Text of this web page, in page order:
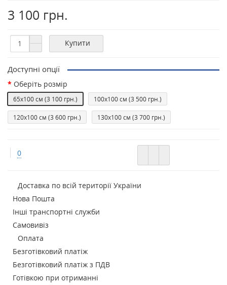
3 100 грн.
Купити
Доступні опції
Оберiть розмір
65x100 см (3 100 грн.) 100х100 см (3 500 грн.)
120х100 см (3 600 грн.) 130х100 см (3 700 грн.)
0
Доставка по всій території України
Нова Пошта
Інші транспортні служби
Самовивіз
Оплата
Безготівковий платіж
Безготівковий платіж з ПДВ
Готівкою при отриманні